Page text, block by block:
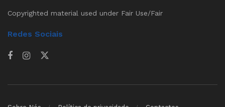
Copyrighted material used under Fair Use/Fair
Redes Sociais